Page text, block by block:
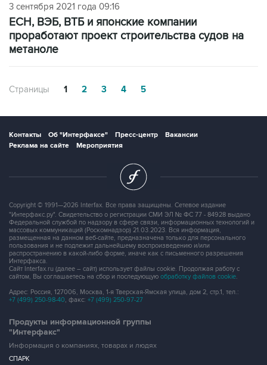
3 сентября 2021 года 09:16
ЕСН, ВЭБ, ВТБ и японские компании
проработают проект строительства судов на
метаноле
Страницы 1 2 3 4 5
Контакты Об "Интерфаксе" Пресс-центр
Вакансии
Реклама на сайте
Мероприятия
Copyright © 1991—2026 Interfax. Все права защищены. Сетевое издание
"Интерфакс.ру". Свидетельство о регистрации СМИ ЭЛ № ФС 77 - 84928 выдано
Федеральной службой по надзору в сфере связи, информационных технологий и
массовых коммуникаций (Роскомнадзор) 21.03.2023. Вся информация,
размещенная на данном веб-сайте, предназначена только для персонального
пользования и не подлежит дальнейшему воспроизведению и/или
распространению в какой-либо форме, иначе как с письменного разрешения
Интерфакса.
Сайт Interfax.ru (далее – сайт) использует файлы cookie. Продолжая работу с
сайтом, Вы соглашаетесь на сбор и последующую обработку файлов cookie.
Адрес: Россия, 127006, Москва, 1-я Тверская-Ямская улица, дом 2, стр.1, тел.:
+7 (499) 250-98-40, факс: +7 (499) 250-97-27
Продукты информационной группы
"Интерфакс"
Информация о компаниях, товарах и людях
СПАРК